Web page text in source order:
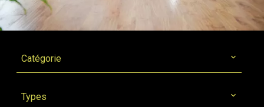
Catégorie
Types